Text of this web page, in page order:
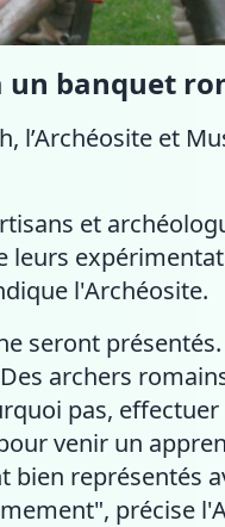
un banquet
et
et
l'Archéosite.
seront
archers
pas,
venir un
bien représentés
précise